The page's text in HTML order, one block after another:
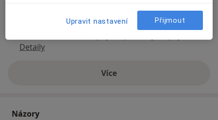
Způsoby platby (soukromé návštěvy)
Detaily
Víceo adrese
Názory
Upravit nastavení Přijmout